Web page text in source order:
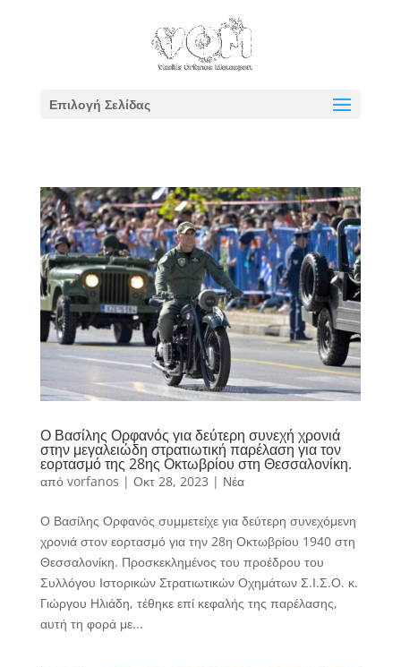
Επιλογή Σελίδας
Ο Βασίλης Ορφανός για δεύτερη συνεχή χρονιά
στην μεγαλειώδη στρατιωτική παρέλαση για τον
εορτασμό της 28ης Οκτωβρίου στη Θεσσαλονίκη.
από vorfanos | Οκτ 28, 2023 | Νέα
Ο Βασίλης Ορφανός συμμετείχε για δεύτερη συνεχόμενη
χρονιά στον εορτασμό για την 28η Οκτωβρίου 1940 στη
Θεσσαλονίκη. Προσκεκλημένος του προέδρου του
Συλλόγου Ιστορικών Στρατιωτικών Οχημάτων Σ.Ι.Σ.Ο. κ.
Γιώργου Ηλιάδη, τέθηκε επί κεφαλής της παρέλασης,
αυτή τη φορά με...